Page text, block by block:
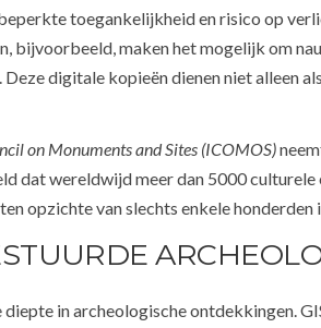
toegankelijkheid en risico op
bijvoorbeeld, maken het mogelijk om
digitale kopieën dienen niet alleen
on Monuments and Sites (ICOMOS)
dat wereldwijd meer dan 5000
opzichte van slechts enkele honderden
in archeologische ontdekkingen.